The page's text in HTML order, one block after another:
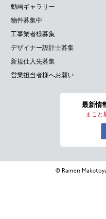
動画ギャラリー
物件募集中
工事業者様募集
デザイナー設計士募集
新規仕入先募集
営業担当者様へお願い
最新情
まこと
© Ramen